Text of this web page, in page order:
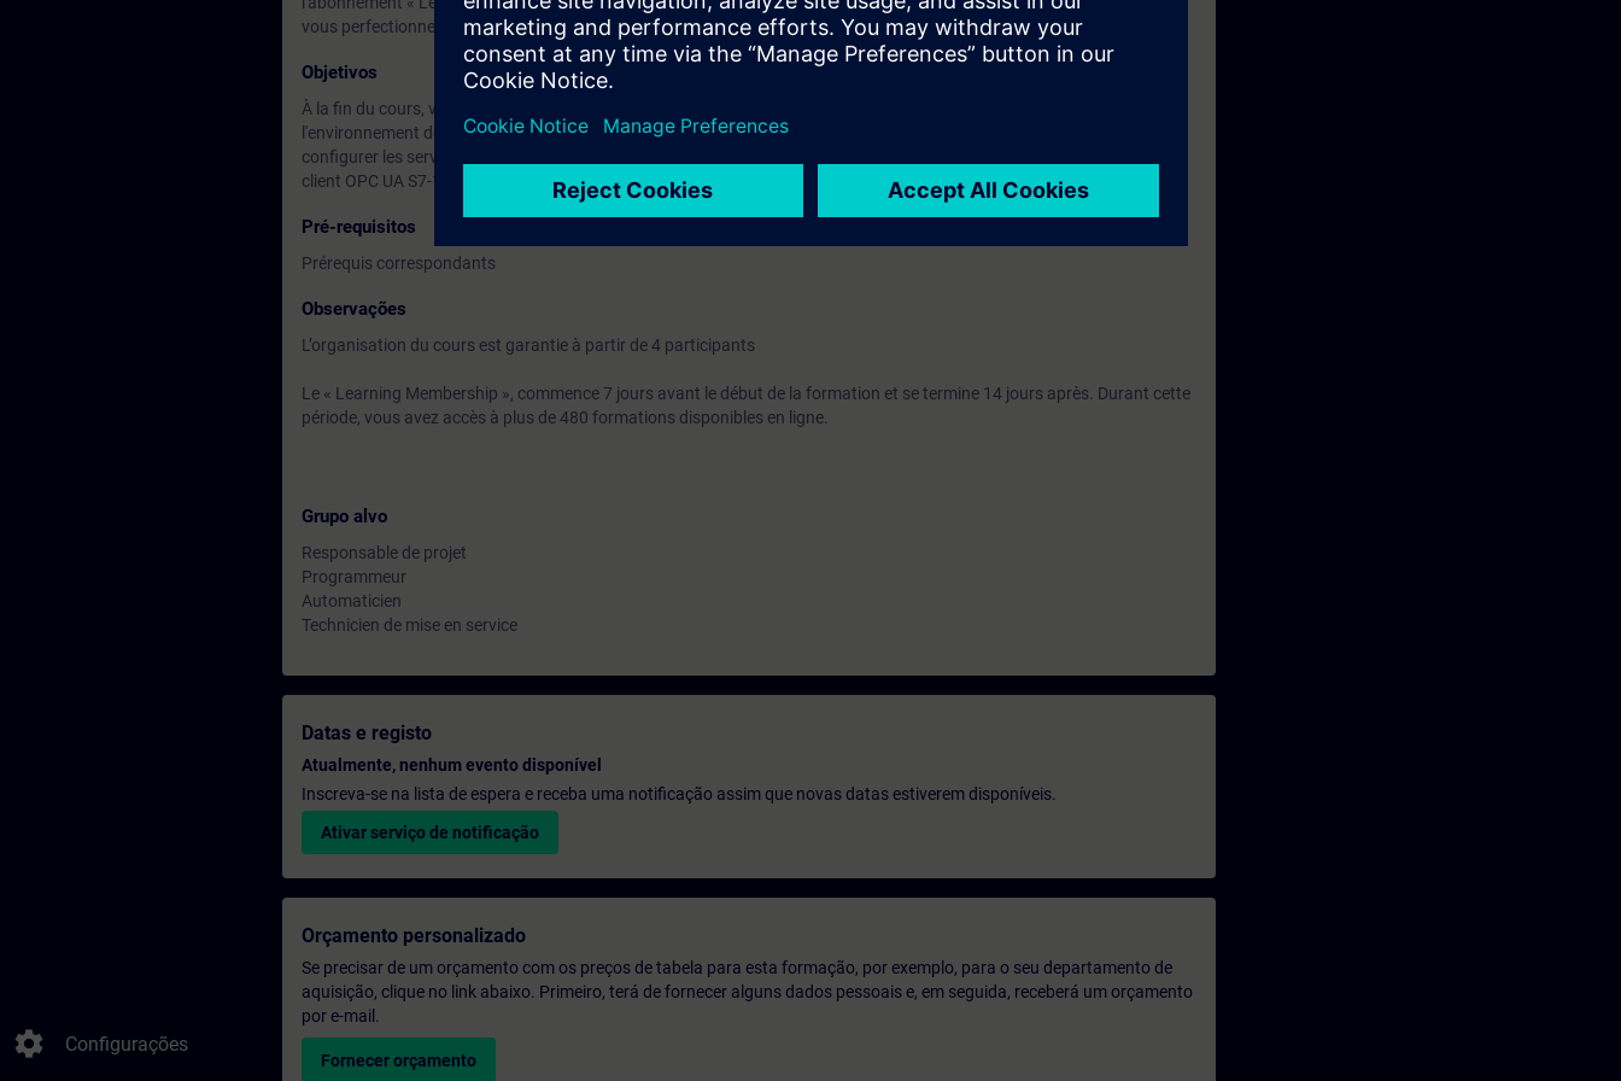
settings Configurações
vous perfectionner sur d'autres sujets intéressants.
Objetivos
À la fin du cours, vous serez familiarisé avec les bases, la terminologie et les modèles de données d'OPC UA dans
l'environnement de l’automatisation. Vous comprendrez l'interaction de ces composants et serez en mesure de
configurer les serveurs et clients OPC UA les plus importants de la gamme de produits SIMATIC et de programmer un
client OPC UA S7-1500.
Pré-requisitos
Prérequis correspondants
Observações
L’organisation du cours est garantie à partir de 4 participants
Le « Learning Membership », commence 7 jours avant le début de la formation et se termine 14 jours après. Durant cette
période, vous avez accès à plus de 480 formations disponibles en ligne.
Grupo alvo
Responsable de projet
Programmeur
Automaticien
Technicien de mise en service
Datas e registo
Atualmente, nenhum evento disponível
Inscreva-se na lista de espera e receba uma notificação assim que novas datas estiverem disponíveis.
Ativar serviço de notificação
Orçamento personalizado
Se precisar de um orçamento com os preços de tabela para esta formação, por exemplo, para o seu departamento de
aquisição, clique no link abaixo. Primeiro, terá de fornecer alguns dados pessoais e, em seguida, receberá um orçamento
por e-mail.
Fornecer orçamento